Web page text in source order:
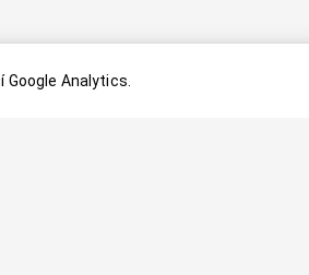
Analytics.